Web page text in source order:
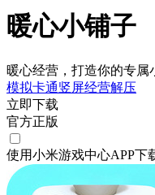
暖心小铺子
暖心经营，打造你的专属
模拟卡通竖屏经营解压
立即下载
官方正版
使用小米游戏中心APP下